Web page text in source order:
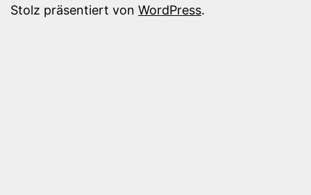
Stolz präsentiert von WordPress.